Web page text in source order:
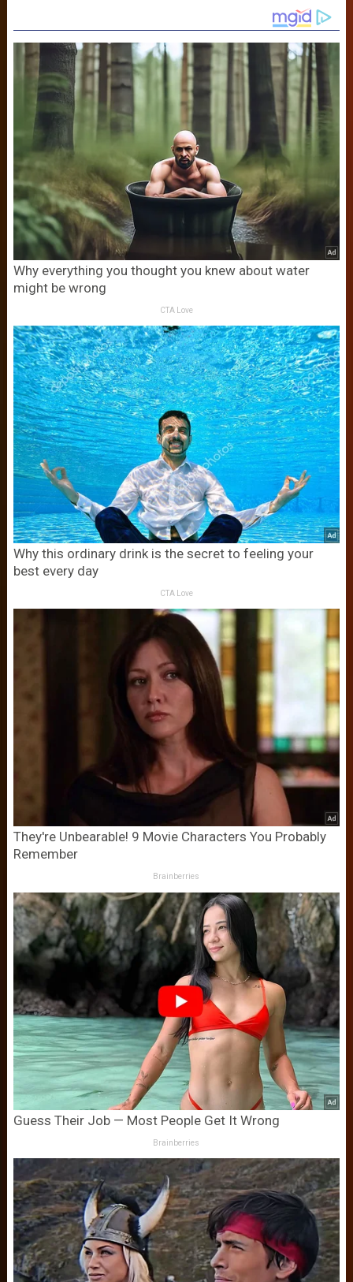
Why everything you thought you knew about water
might be wrong
CTA Love
Why this ordinary drink is the secret to feeling your
best every day
CTA Love
They're Unbearable! 9 Movie Characters You Probably
Remember
Brainberries
Guess Their Job — Most People Get It Wrong
Brainberries